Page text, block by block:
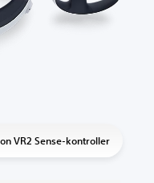
VR2 Sense-kontroller